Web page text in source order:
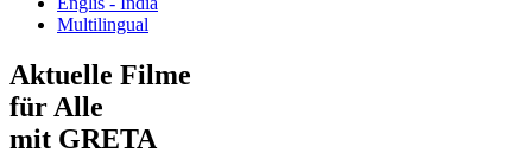
Multilingual
Aktuelle Filme
für Alle
mit GRETA